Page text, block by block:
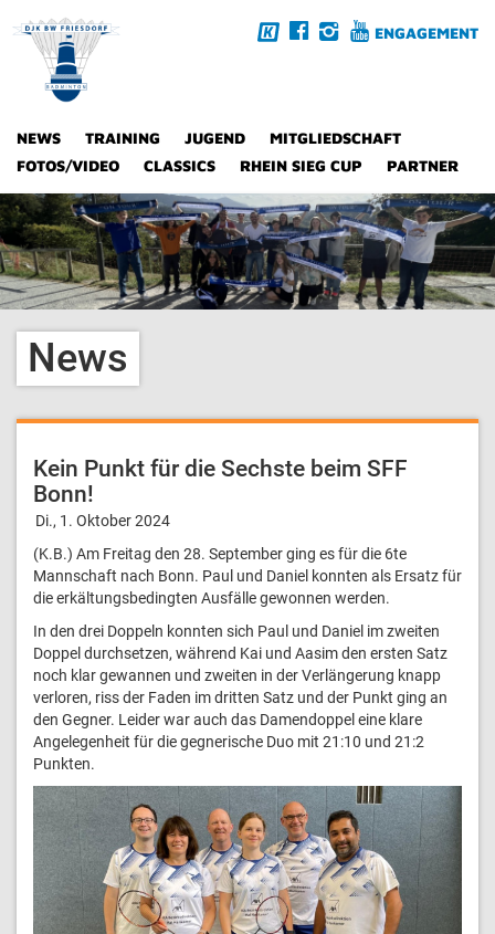
ENGAGEMENT
NEWS TRAINING JUGEND
MITGLIEDSCHAFT
FOTOS/VIDEO
CLASSICS RHEIN SIEG CUP PARTNER
News
Kein Punkt für die Sechste beim SFF
Bonn!
Di., 1. Oktober 2024
(K.B.) Am Freitag den 28. September ging es für die 6te
Mannschaft nach Bonn. Paul und Daniel konnten als Ersatz für
die erkältungsbedingten Ausfälle gewonnen werden.
In den drei Doppeln konnten sich Paul und Daniel im zweiten
Doppel durchsetzen, während Kai und Aasim den ersten Satz
noch klar gewannen und zweiten in der Verlängerung knapp
verloren, riss der Faden im dritten Satz und der Punkt ging an
den Gegner. Leider war auch das Damendoppel eine klare
Angelegenheit für die gegnerische Duo mit 21:10 und 21:2
Punkten.